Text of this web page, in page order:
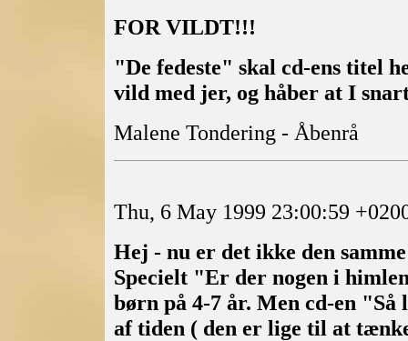
FOR VILDT!!!
"De fedeste" skal cd-ens titel
vild med jer, og håber at I
Malene Tondering - Åbenrå
Thu, 6 May 1999 23:00:59
Hej - nu er det ikke den
Specielt "Er der nogen i
børn på 4-7 år. Men cd-en
af tiden ( den er lige til at